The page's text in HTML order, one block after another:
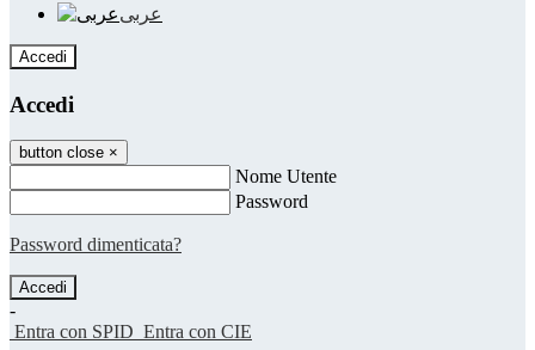
عربى
Accedi
Accedi
button close ×
Nome Utente
Password
Password dimenticata?
-
Entra con SPID Entra con CIE